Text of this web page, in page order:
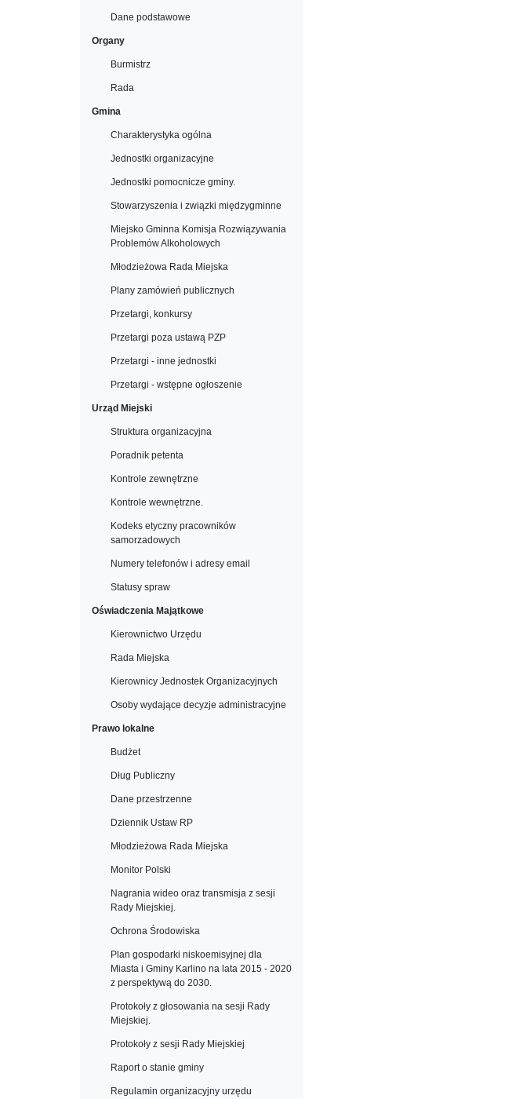
Dane podstawowe
Organy
Burmistrz
Rada
Gmina
Charakterystyka ogólna
Jednostki organizacyjne
Jednostki pomocnicze gminy.
Stowarzyszenia i związki międzygminne
Miejsko Gminna Komisja Rozwiązywania
Problemów Alkoholowych
Młodzieżowa Rada Miejska
Plany zamówień publicznych
Przetargi, konkursy
Przetargi poza ustawą PZP
Przetargi - inne jednostki
Przetargi - wstępne ogłoszenie
Urząd Miejski
Struktura organizacyjna
Poradnik petenta
Kontrole zewnętrzne
Kontrole wewnętrzne.
Kodeks etyczny pracowników
samorzadowych
Numery telefonów i adresy email
Statusy spraw
Oświadczenia Majątkowe
Kierownictwo Urzędu
Rada Miejska
Kierownicy Jednostek Organizacyjnych
Osoby wydające decyzje administracyjne
Prawo lokalne
Budżet
Dług Publiczny
Dane przestrzenne
Dziennik Ustaw RP
Młodzieżowa Rada Miejska
Monitor Polski
Nagrania wideo oraz transmisja z sesji
Rady Miejskiej.
Ochrona Środowiska
Plan gospodarki niskoemisyjnej dla
Miasta i Gminy Karlino na lata 2015 - 2020
z perspektywą do 2030.
Protokoły z głosowania na sesji Rady
Miejskiej.
Protokoły z sesji Rady Miejskiej
Raport o stanie gminy
Regulamin organizacyjny urzędu